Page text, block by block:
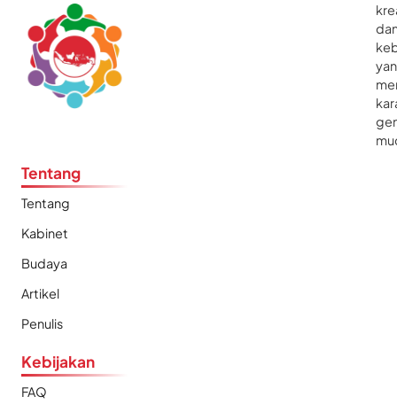
Tentang
Tentang
Kabinet
Budaya
Artikel
Penulis
Kebijakan
FAQ